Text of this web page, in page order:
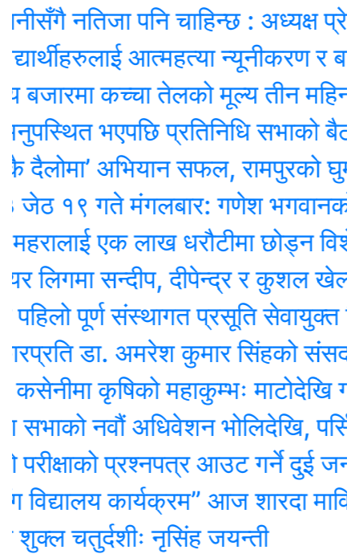
नतिजा पनि चाहिन्छ : अध्यक्ष प्रेम
आत्महत्या न्यूनीकरण र बाल
कच्चा तेलको मूल्य तीन महिनाकै
भएपछि प्रतिनिधि सभाको बैठक
अभियान सफल, रामपुरको घुम्ती
गते मंगलबार: गणेश भगवानकाे
एक लाख धरौटीमा छोड्न विशेष
सन्दीप, दीपेन्द्र र कुशल खेल्ने
पूर्ण संस्थागत प्रसूति सेवायुक्त
डा. अमरेश कुमार सिंहको संसदमा
कृषिको महाकुम्भः माटोदेखि गोबर
नवौं अधिवेशन भोलिदेखि, पर्सि
प्रश्नपत्र आउट गर्ने दुई जना
कार्यक्रम” आज शारदा
नृसिंह जयन्ती